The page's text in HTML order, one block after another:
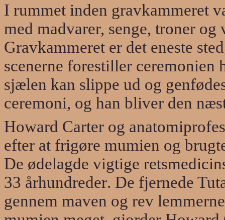
I rummet inden gravkammeret
med madvarer, senge, troner
Gravkammeret er det eneste
scenerne forestiller ceremonien
sjælen kan slippe ud og
ceremoni, og han bliver den
Howard Carter og
efter at frigøre mumien og
De ødelagde vigtige
33 århundreder. De fjernede
gennem maven og rev